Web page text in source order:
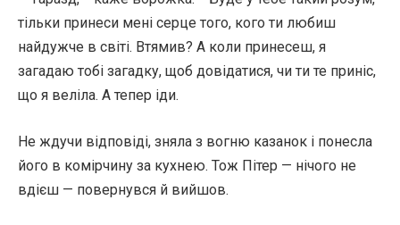
тільки принеси мені серце того, кого ти любиш
найдужче в світі. Втямив? А коли принесеш, я
загадаю тобі загадку, щоб довідатися, чи ти те приніс,
що я веліла. А тепер іди.
Не ждучи відповіді, зняла з вогню казанок і понесла
його в комірчину за кухнею. Тож Пітер — нічого не
вдієш — повернувся й вийшов.